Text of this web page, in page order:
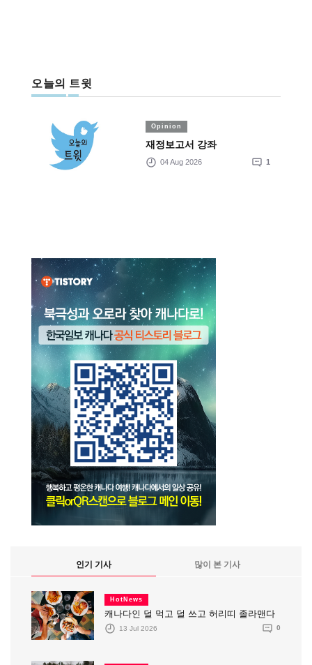
오늘의 트윗
Opinion
재정보고서 강좌
04 Aug 2026 1
인기 기사 많이 본 기사
HotNews
캐나다인 덜 먹고 덜 쓰고 허리띠 졸라맨다
13 Jul 2026 0